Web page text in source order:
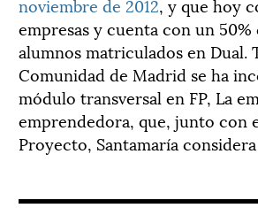
empresas y cuenta con un 50%
alumnos matriculados en Dual.
Comunidad de Madrid se ha
módulo transversal en FP, La
emprendedora, que, junto con
Proyecto, Santamaría